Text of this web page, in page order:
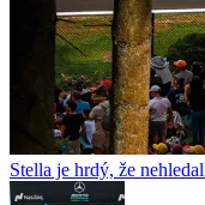
Stella je hrdý, že